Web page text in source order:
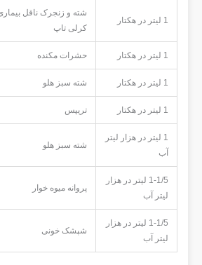
1 لیتر در هکتار
شته و زنجرک ناقل
کرلی تاپ
1 لیتر در هکتار حشرات مکنده
1 لیتر در هکتار شته سبز هلو
1 لیتر در هکتار تریپس
1 لیتر در هزار لیتر
آب
شته سبز هلو
1-1/5 لیتر در هزار
لیتر آب
پروانه میوه خوار
1-1/5 لیتر در هزار
لیتر آب
شپشک خونی